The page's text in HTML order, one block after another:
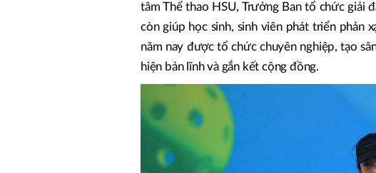
tâm Thể thao HSU, Trưởng Ban tổ chức giải
còn giúp học sinh, sinh viên phát triển phản
năm nay được tổ chức chuyên nghiệp, tạo
hiện bản lĩnh và gắn kết cộng đồng.